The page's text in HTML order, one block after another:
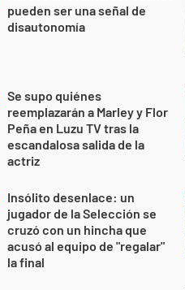
pueden ser una señal de
disautonomía
Se supo quiénes
reemplazarán a Marley y Flor
Peña en Luzu TV tras la
escandalosa salida de la
actriz
Insólito desenlace: un
jugador de la Selección se
cruzó con un hincha que
acusó al equipo de "regalar"
la final